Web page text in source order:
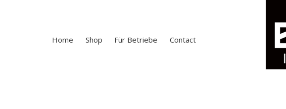
Home Shop Für Betriebe Contact